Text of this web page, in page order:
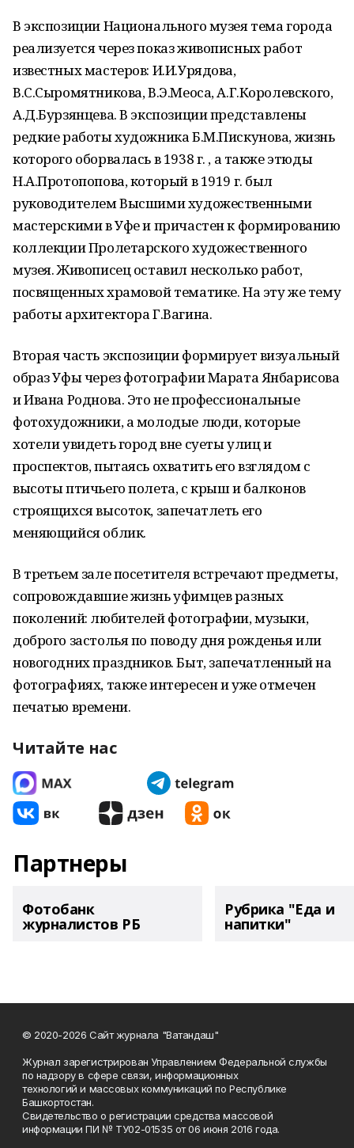
В экспозиции Национального музея тема города
реализуется через показ живописных работ
известных мастеров: И.И.Урядова,
В.С.Сыромятникова, В.Э.Меоса, А.Г.Королевского,
А.Д.Бурзянцева. В экспозиции представлены
редкие работы художника Б.М.Пискунова, жизнь
которого оборвалась в 1938 г. , а также этюды
Н.А.Протопопова, который в 1919 г. был
руководителем Высшими художественными
мастерскими в Уфе и причастен к формированию
коллекции Пролетарского художественного
музея. Живописец оставил несколько работ,
посвященных храмовой тематике. На эту же тему
работы архитектора Г.Вагина.
Вторая часть экспозиции формирует визуальный
образ Уфы через фотографии Марата Янбарисова
и Ивана Роднова. Это не профессиональные
фотохудожники, а молодые люди, которые
хотели увидеть город вне суеты улиц и
проспектов, пытаясь охватить его взглядом с
высоты птичьего полета, с крыш и балконов
строящихся высоток, запечатлеть его
меняющийся облик.
В третьем зале посетителя встречают предметы,
сопровождавшие жизнь уфимцев разных
поколений: любителей фотографии, музыки,
доброго застолья по поводу дня рожденья или
новогодних праздников. Быт, запечатленный на
фотографиях, также интересен и уже отмечен
печатью времени.
Читайте нас
Партнеры
Фотобанк
журналистов РБ
Рубрика "Еда и
напитки"
© 2020-2026 Сайт журнала "Ватандаш"
Журнал зарегистрирован Управлением Федеральной службы
по надзору в сфере связи, информационных
технологий и массовых коммуникаций по Республике
Башкортостан.
Свидетельство о регистрации средства массовой
информации ПИ № ТУ02-01535 от 06 июня 2016 года.